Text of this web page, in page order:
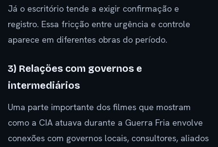
Já o escritório tende a exigir confirmação e
registro. Essa fricção entre urgência e controle
aparece em diferentes obras do período.
3) Relações com governos e
intermediários
Uma parte importante dos filmes que mostram
como a CIA atuava durante a Guerra Fria envolve
conexões com governos locais, consultores, aliados